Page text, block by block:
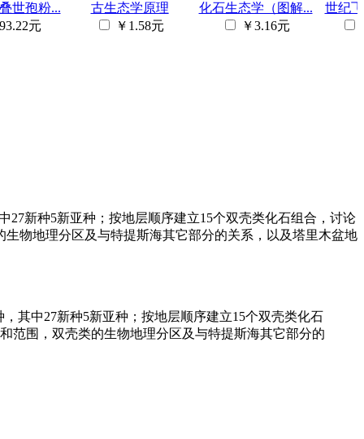
世孢粉...
元
古生态学原理
￥1.58元
化石生态学（图解...
￥3.16元
世纪
27新种5新亚种；按地层顺序建立15个双壳类化石组合，讨论
物地理分区及与特提斯海其它部分的关系，以及塔里木盆地
其中27新种5新亚种；按地层顺序建立15个双壳类化石
范围，双壳类的生物地理分区及与特提斯海其它部分的